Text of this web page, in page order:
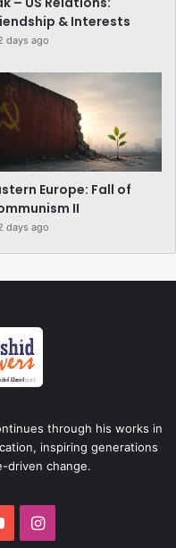
& Interests
days ago
Europe: Fall of
II
days ago
through his works in
inspiring generations
driven change.
YouTubeInstagram